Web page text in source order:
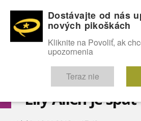
OMG! SEXICE
Lily Allen je späť
Dostávajte od nás
nových pikoškách
Kliknite na Povoliť, ak
upozornenia
Teraz nie